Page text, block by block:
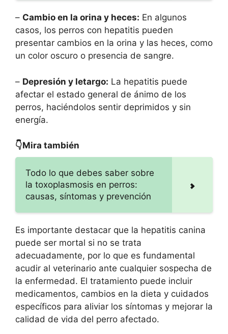
– Cambio en la orina y heces: En algunos
casos, los perros con hepatitis pueden
presentar cambios en la orina y las heces, como
un color oscuro o presencia de sangre.
– Depresión y letargo: La hepatitis puede
afectar el estado general de ánimo de los
perros, haciéndolos sentir deprimidos y sin
energía.
👇Mira también
Todo lo que debes saber sobre
la toxoplasmosis en perros:
causas, síntomas y prevención
Es importante destacar que la hepatitis canina
puede ser mortal si no se trata
adecuadamente, por lo que es fundamental
acudir al veterinario ante cualquier sospecha de
la enfermedad. El tratamiento puede incluir
medicamentos, cambios en la dieta y cuidados
específicos para aliviar los síntomas y mejorar la
calidad de vida del perro afectado.